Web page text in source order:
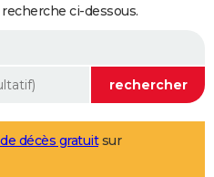
ci-dessous.
décès gratuitsur